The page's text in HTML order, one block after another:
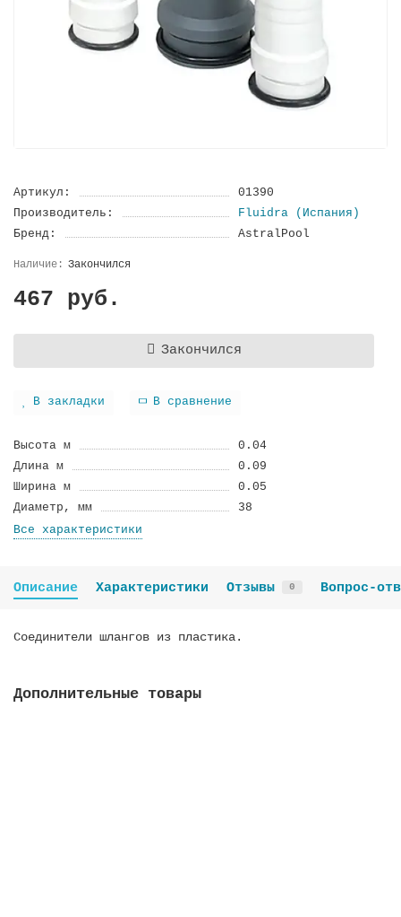
Артикул:
01390
Производитель:
Fluidra (Испания)
Бренд:
AstralPool
Закончился
467 руб.
Закончился
В закладки В сравнение
Высота м
0.04
Длина м
0.09
Ширина м
0.05
Диаметр, мм
38
Все характеристики
Описание Характеристики Отзывы 0 Вопрос-
Соединители шлангов из пластика.
Дополнительные товары